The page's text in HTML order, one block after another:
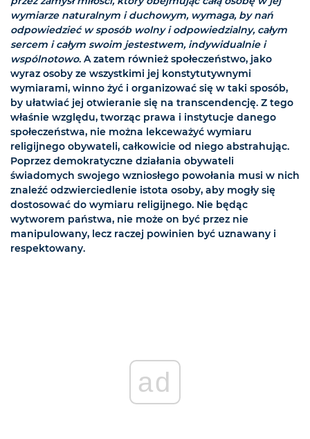
wymiarze naturalnym i duchowym, wymaga, by nań
odpowiedzieć w sposób wolny i odpowiedzialny, całym
sercem i całym swoim jestestwem, indywidualnie i
wspólnotowo. A zatem również społeczeństwo, jako
wyraz osoby ze wszystkimi jej konstytutywnymi
wymiarami, winno żyć i organizować się w taki sposób,
by ułatwiać jej otwieranie się na transcendencję. Z tego
właśnie względu, tworząc prawa i instytucje danego
społeczeństwa, nie można lekceważyć wymiaru
religijnego obywateli, całkowicie od niego abstrahując.
Poprzez demokratyczne działania obywateli
świadomych swojego wzniosłego powołania musi w nich
znaleźć odzwierciedlenie istota osoby, aby mogły się
dostosować do wymiaru religijnego. Nie będąc
wytworem państwa, nie może on być przez nie
manipulowany, lecz raczej powinien być uznawany i
respektowany.
ad